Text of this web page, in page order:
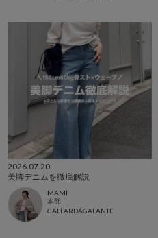
2026.07.20
美脚デニムを徹底解説
MAMI
本部
GALLARDAGALANTE